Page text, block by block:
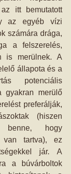
itt bemutatott
az egyéb vízi
számára drága,
a felszerelés,
is merülnek. A
állapota és a
potenciális
gyakran merülő
preferálják,
(hiszen
benne, hogy
van tartva), ez
jár. A
a búvárboltok